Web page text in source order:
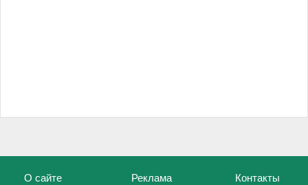
О сайте Реклама Контакты